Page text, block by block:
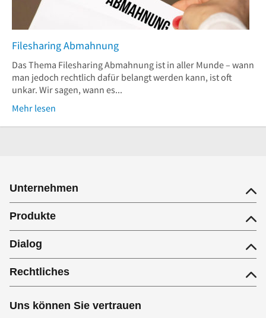
Filesharing Abmahnung
Das Thema Filesharing Abmahnung ist in aller Munde – wann
man jedoch rechtlich dafür belangt werden kann, ist oft
unkar. Wir sagen, wann es...
Mehr lesen
Unternehmen
Produkte
Dialog
Rechtliches
Uns können Sie vertrauen